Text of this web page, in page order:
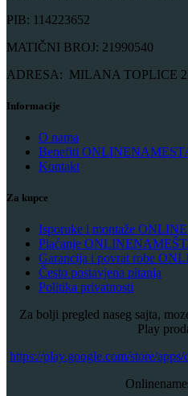
PIB: 114223652
MATIČNI BROJ: 21990540
ADRESA: MILANA TOPLICE
Informacije
O nama
Benefiti
Kontakt
Za kupce
Isporuke i montaže
Plaćanje
Garancija i povrat robe
Često postavjena pitanja
Politika privatnosti
Za bolji pregled naseg sajta,
Play
​https://play.google.com/store/